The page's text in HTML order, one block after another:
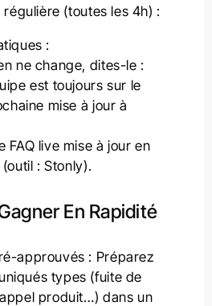
régulière (toutes les 4h) :
:
ne change, dites-le :
est toujours sur le
mise à jour à
FAQ live mise à jour en
: Stonly).
En Rapidité
approuvés : Préparez
types (fuite de
produit…) dans un